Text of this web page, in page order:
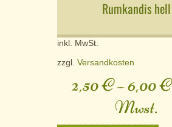
Rumkandis hell
inkl. MwSt.
zzgl. Versandkosten
2,50€–6,00€
Mwst.